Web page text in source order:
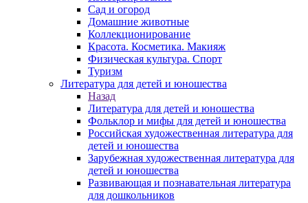
Сад и огород
Домашние животные
Коллекционирование
Красота. Косметика. Макияж
Физическая культура. Спорт
Туризм
Литература для детей и юношества
Назад
Литература для детей и юношества
Фольклор и мифы для детей и юношества
Российская художественная литература для
детей и юношества
Зарубежная художественная литература для
детей и юношества
Развивающая и познавательная литература
для дошкольников